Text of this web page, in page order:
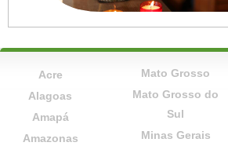
Acre
Alagoas
Amapá
Amazonas
Mato Grosso
Mato Grosso do
Sul
Minas Gerais